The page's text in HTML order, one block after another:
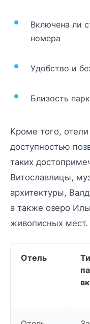
Включена ли
номера
Удобство и
Близость
Кроме того,
доступностью
таких
Витославлицы,
архитектуры,
а также озеро
живописных мест.
Отель